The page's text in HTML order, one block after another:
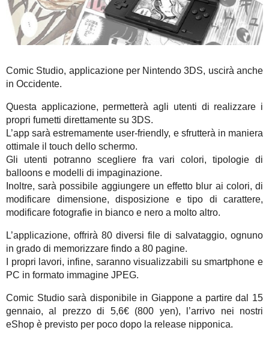
Comic Studio, applicazione per Nintendo 3DS, uscirà anche
in Occidente.
Questa applicazione, permetterà agli utenti di realizzare i
propri fumetti direttamente su 3DS.
L’app sarà estremamente user-friendly, e sfrutterà in maniera
ottimale il touch dello schermo.
Gli utenti potranno scegliere fra vari colori, tipologie di
balloons e modelli di impaginazione.
Inoltre, sarà possibile aggiungere un effetto blur ai colori, di
modificare dimensione, disposizione e tipo di carattere,
modificare fotografie in bianco e nero a molto altro.
L’applicazione, offrirà 80 diversi file di salvataggio, ognuno
in grado di memorizzare findo a 80 pagine.
I propri lavori, infine, saranno visualizzabili su smartphone e
PC in formato immagine JPEG.
Comic Studio sarà disponibile in Giappone a partire dal 15
gennaio, al prezzo di 5,6€ (800 yen), l’arrivo nei nostri
eShop è previsto per poco dopo la release nipponica.